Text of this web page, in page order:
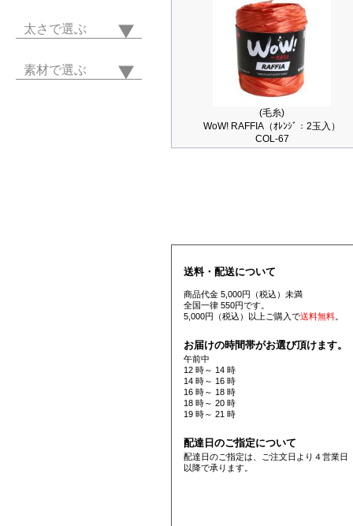
太さで選ぶ
素材で選ぶ
(毛糸)
WoW! RAFFIA（ｵﾚﾝｼﾞ：2玉入）
COL-67
送料・配送について
商品代金 5,000円（税込）未満
全国一律 550円です。
5,000円（税込）以上ご購入で送料無料。
お届けの時間帯がお選び頂けます。
午前中
12 時～ 14 時
14 時～ 16 時
16 時～ 18 時
18 時～ 20 時
19 時～ 21 時
配達日のご指定について
配達日のご指定は、ご注文日より４営業日
以降で承ります。